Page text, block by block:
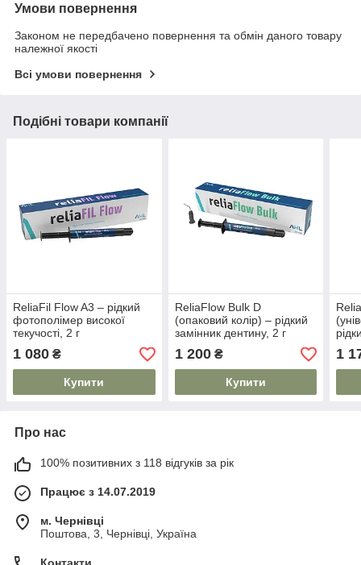
Умови повернення
Законом не передбачено повернення та обмін даного товару
належної якості
Всі умови повернення
Подібні товари компанії
ReliaFil Flow A3 – рідкий
фотополімер високої
текучості, 2 г
1 080 ₴
Купити
ReliaFlow Bulk D
(опаковий колір) – рідкий
замінник дентину, 2 г
1 200₴
Купити
г
1
Про нас
100% позитивних з 118 відгуків за рік
Працює з 14.07.2019
м. Чернівці
Поштова, 3, Чернівці, Україна